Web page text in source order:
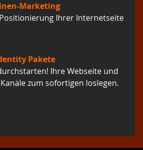
Marketing
Ihrer Internetseite
Pakete
Ihre Webseite und
zum sofortigen loslegen.